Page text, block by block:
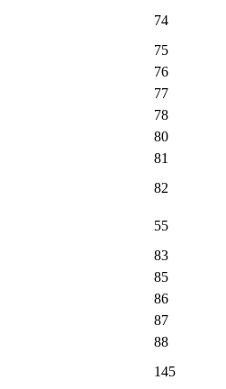
74
75
76
77
78
80
81
82
55
83
85
86
87
88
145